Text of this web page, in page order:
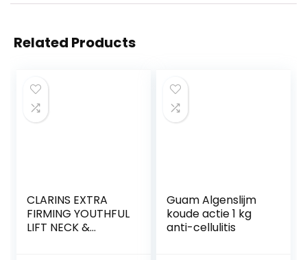
Related Products
CLARINS EXTRA
FIRMING YOUTHFUL
LIFT NECK &
Guam Algenslijm
koude actie 1 kg
anti-cellulitis